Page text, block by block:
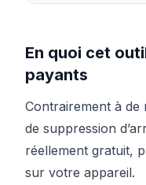
En quoi cet
payants
Contrairement à
de suppression
réellement gratuit,
sur votre appareil.